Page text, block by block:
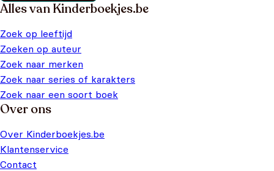
Alles van Kinderboekjes.be
Zoek op leeftijd
Zoeken op auteur
Zoek naar merken
Zoek naar series of karakters
Zoek naar een soort boek
Over ons
Over Kinderboekjes.be
Klantenservice
Contact